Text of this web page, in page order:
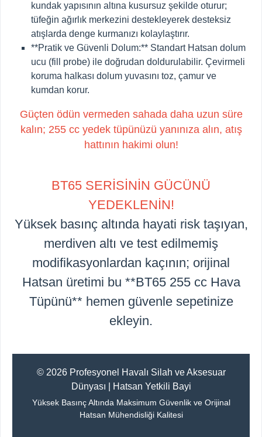
kundak yapısının altına kusursuz şekilde oturur;
tüfeğin ağırlık merkezini destekleyerek desteksiz
atışlarda denge kurmanızı kolaylaştırır.
**Pratik ve Güvenli Dolum:** Standart Hatsan dolum
ucu (fill probe) ile doğrudan doldurulabilir. Çevirmeli
koruma halkası dolum yuvasını toz, çamur ve
kumdan korur.
Güçten ödün vermeden sahada daha uzun süre
kalın; 255 cc yedek tüpünüzü yanınıza alın, atış
hattının hakimi olun!
BT65 SERİSİNİN GÜCÜNÜ
YEDEKLENİN!
Yüksek basınç altında hayati risk taşıyan,
merdiven altı ve test edilmemiş
modifikasyonlardan kaçının; orijinal
Hatsan üretimi bu **BT65 255 cc Hava
Tüpünü** hemen güvenle sepetinize
ekleyin.
© 2026 Profesyonel Havalı Silah ve Aksesuar
Dünyası | Hatsan Yetkili Bayi
Yüksek Basınç Altında Maksimum Güvenlik ve Orijinal
Hatsan Mühendisliği Kalitesi